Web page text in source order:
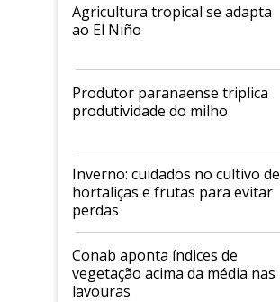
Agricultura tropical se adapta
ao El Niño
Produtor paranaense triplica
produtividade do milho
Inverno: cuidados no cultivo de
hortaliças e frutas para evitar
perdas
Conab aponta índices de
vegetação acima da média nas
lavouras